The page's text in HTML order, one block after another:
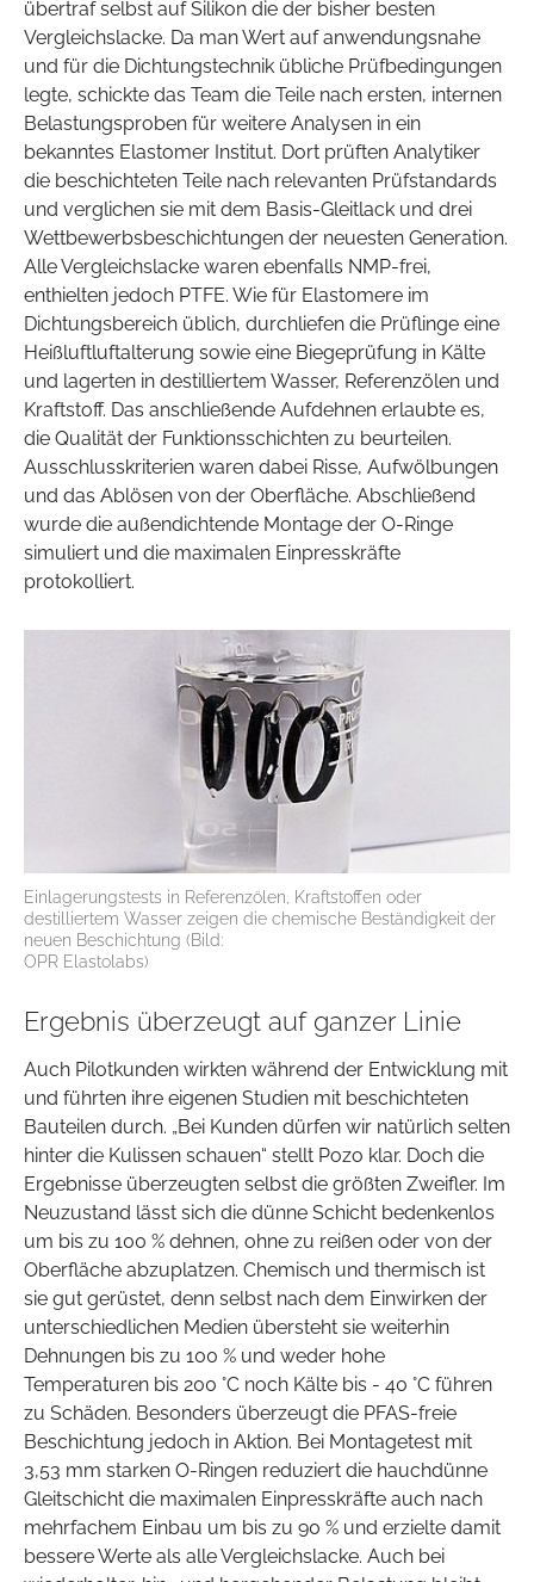
übertraf selbst auf Silikon die der bisher besten
Vergleichslacke. Da man Wert auf anwendungsnahe
und für die Dichtungstechnik übliche Prüfbedingungen
legte, schickte das Team die Teile nach ersten, internen
Belastungsproben für weitere Analysen in ein
bekanntes Elastomer Institut. Dort prüften Analytiker
die beschichteten Teile nach relevanten Prüfstandards
und verglichen sie mit dem Basis-Gleitlack und drei
Wettbewerbsbeschichtungen der neuesten Generation.
Alle Vergleichslacke waren ebenfalls NMP-frei,
enthielten jedoch PTFE. Wie für Elastomere im
Dichtungsbereich üblich, durchliefen die Prüflinge eine
Heißluftluftalterung sowie eine Biegeprüfung in Kälte
und lagerten in destilliertem Wasser, Referenzölen und
Kraftstoff. Das anschließende Aufdehnen erlaubte es,
die Qualität der Funktionsschichten zu beurteilen.
Ausschlusskriterien waren dabei Risse, Aufwölbungen
und das Ablösen von der Oberfläche. Abschließend
wurde die außendichtende Montage der O-Ringe
simuliert und die maximalen Einpresskräfte
protokolliert.
Einlagerungstests in Referenzölen, Kraftstoffen oder
destilliertem Wasser zeigen die chemische Beständigkeit der
neuen Beschichtung (Bild:
OPR Elastolabs)
Ergebnis überzeugt auf ganzer Linie
Auch Pilotkunden wirkten während der Entwicklung mit
und führten ihre eigenen Studien mit beschichteten
Bauteilen durch. „Bei Kunden dürfen wir natürlich selten
hinter die Kulissen schauen“ stellt Pozo klar. Doch die
Ergebnisse überzeugten selbst die größten Zweifler. Im
Neuzustand lässt sich die dünne Schicht bedenkenlos
um bis zu 100 % dehnen, ohne zu reißen oder von der
Oberfläche abzuplatzen. Chemisch und thermisch ist
sie gut gerüstet, denn selbst nach dem Einwirken der
unterschiedlichen Medien übersteht sie weiterhin
Dehnungen bis zu 100 % und weder hohe
Temperaturen bis 200 °C noch Kälte bis - 40 °C führen
zu Schäden. Besonders überzeugt die PFAS-freie
Beschichtung jedoch in Aktion. Bei Montagetest mit
3,53 mm starken O-Ringen reduziert die hauchdünne
Gleitschicht die maximalen Einpresskräfte auch nach
mehrfachem Einbau um bis zu 90 % und erzielte damit
bessere Werte als alle Vergleichslacke. Auch bei